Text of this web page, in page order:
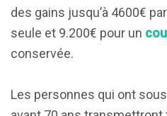
des gains jusqu’à 4600€
seule et 9.200€ pour un
conservée.
Les personnes qui ont